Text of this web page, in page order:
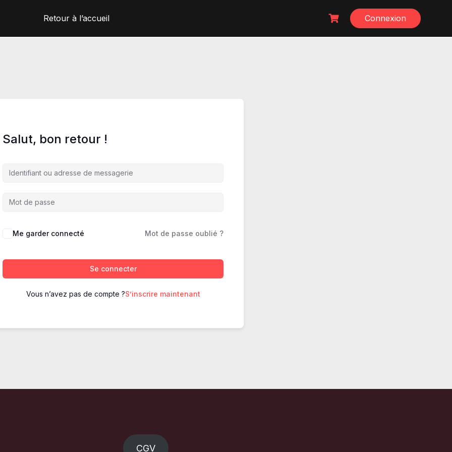
Retour à l’accueil Connexion
Salut, bon retour !
Me garder connecté Mot de passe oublié ?
Se connecter
Vous n’avez pas de compte ?S’inscrire maintenant
CGV